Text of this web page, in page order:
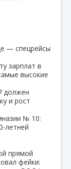
— спецрейсы
зарплат в
высокие
должен
и рост
№ 10:
прямой
фейки: